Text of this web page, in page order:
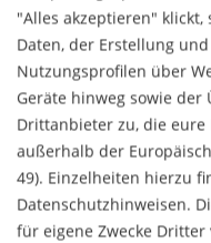
"Alles akzeptieren"
Daten, der Erstellung
Nutzungsprofilen über
Geräte hinweg sowie
Drittanbieter zu, die
außerhalb der
49). Einzelheiten hierzu
Datenschutzhinweisen.
für eigene Zwecke
NEU
Passbilder